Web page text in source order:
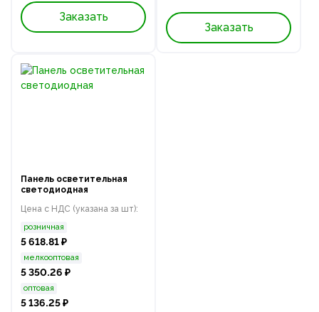
Заказать
Заказать
Панель осветительная
светодиодная
Цена с НДС (указана за шт):
розничная
5 618.81 ₽
мелкооптовая
5 350.26 ₽
оптовая
5 136.25 ₽